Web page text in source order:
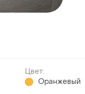
Цвет:
Оранжевый